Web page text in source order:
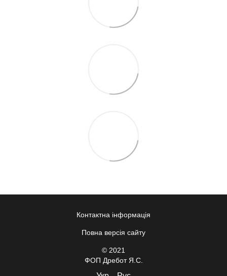
Контактна інформація
Повна версія сайту
© 2021
ФОП Дребот Я.С.